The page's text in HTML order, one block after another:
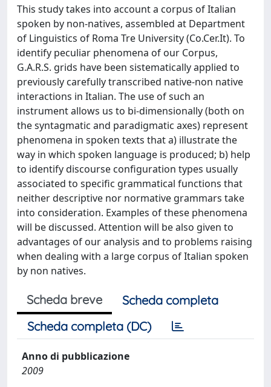
This study takes into account a corpus of Italian
spoken by non-natives, assembled at Department
of Linguistics of Roma Tre University (Co.Cer.It). To
identify peculiar phenomena of our Corpus,
G.A.R.S. grids have been sistematically applied to
previously carefully transcribed native-non native
interactions in Italian. The use of such an
instrument allows us to bi-dimensionally (both on
the syntagmatic and paradigmatic axes) represent
phenomena in spoken texts that a) illustrate the
way in which spoken language is produced; b) help
to identify discourse configuration types usually
associated to specific grammatical functions that
neither descriptive nor normative grammars take
into consideration. Examples of these phenomena
will be discussed. Attention will be also given to
advantages of our analysis and to problems raising
when dealing with a large corpus of Italian spoken
by non natives.
Scheda breve
Scheda completa
Scheda completa (DC)
Anno di pubblicazione
2009